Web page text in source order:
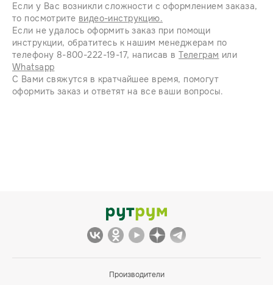
Если у Вас возникли сложности с оформлением заказа,
то посмотрите видео-инструкцию.
Если не удалось оформить заказ при помощи
инструкции, обратитесь к нашим менеджерам по
телефону 8-800-222-19-17, написав вТелеграм или
Whatsapp
С Вами свяжутся в кратчайшее время, помогут
оформить заказ и ответят на все ваши вопросы.
Производители